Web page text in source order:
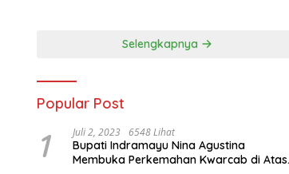
Sejarah Chiang Kai-Selengkapnya
Popular Post
1 Juli 2, 2023 6548 Lihat
Bupati Indramayu Nina Agustina
Membuka Perkemahan Kwarcab di Atas